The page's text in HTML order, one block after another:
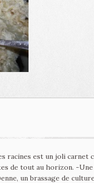
racines est un joli
de tout au horizon. -
un brassage de